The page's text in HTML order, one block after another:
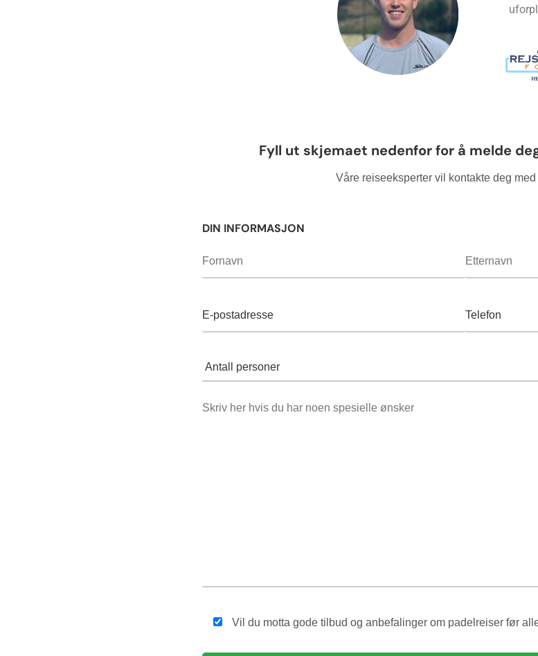
Fyll ut skjemaet nedenfor for å melde
Våre reiseeksperter vil kontakte deg
DIN INFORMASJON
Vil du motta gode tilbud og anbefalinger om padelreiser før